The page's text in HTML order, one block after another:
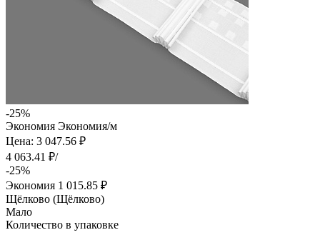
-25%
Экономия Экономия/м
Цена: 3 047.56 ₽
4 063.41 ₽/
-25%
Экономия 1 015.85 ₽
Щёлково (Щёлково)
Мало
Количество в упаковке